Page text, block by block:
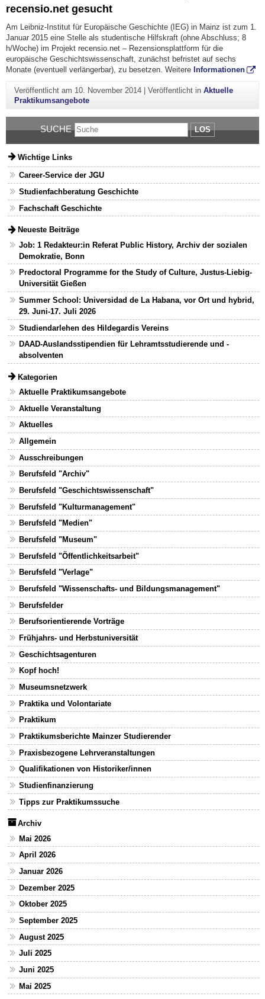
recensio.net gesucht
Am Leibniz-Institut für Europäische Geschichte (IEG) in Mainz ist zum 1.
Januar 2015 eine Stelle als studentische Hilfskraft (ohne Abschluss; 8
h/Woche) im Projekt recensio.net – Rezensionsplattform für die
europäische Geschichtswissenschaft, zunächst befristet auf sechs
Monate (eventuell verlängerbar), zu besetzen. Weitere Informationen
Veröffentlicht am 10. November 2014| Veröffentlicht in Aktuelle
Praktikumsangebote
SUCHE LOS
Wichtige Links
Career-Service der JGU
Studienfachberatung Geschichte
Fachschaft Geschichte
Neueste Beiträge
Job: 1 Redakteur:in Referat Public History, Archiv der sozialen
Demokratie, Bonn
Predoctoral Programme for the Study of Culture, Justus-Liebig-
Universität Gießen
Summer School: Universidad de La Habana, vor Ort und hybrid,
29. Juni-17. Juli 2026
Studiendarlehen des Hildegardis Vereins
DAAD-Auslandsstipendien für Lehramtsstudierende und -
absolventen
Kategorien
Aktuelle Praktikumsangebote
Aktuelle Veranstaltung
Aktuelles
Allgemein
Ausschreibungen
Berufsfeld "Archiv"
Berufsfeld "Geschichtswissenschaft"
Berufsfeld "Kulturmanagement"
Berufsfeld "Medien"
Berufsfeld "Museum"
Berufsfeld "Öffentlichkeitsarbeit"
Berufsfeld "Verlage"
Berufsfeld "Wissenschafts- und Bildungsmanagement"
Berufsfelder
Berufsorientierende Vorträge
Frühjahrs- und Herbstuniversität
Geschichtsagenturen
Kopf hoch!
Museumsnetzwerk
Praktika und Volontariate
Praktikum
Praktikumsberichte Mainzer Studierender
Praxisbezogene Lehrveranstaltungen
Qualifikationen von Historiker/innen
Studienfinanzierung
Tipps zur Praktikumssuche
Archiv
Mai 2026
April 2026
Januar 2026
Dezember 2025
Oktober 2025
September 2025
August 2025
Juli 2025
Juni 2025
Mai 2025